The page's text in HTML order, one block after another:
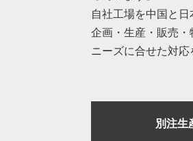
自社工場を中国と
企画・生産・販売
ニーズに合せた対応
別注生